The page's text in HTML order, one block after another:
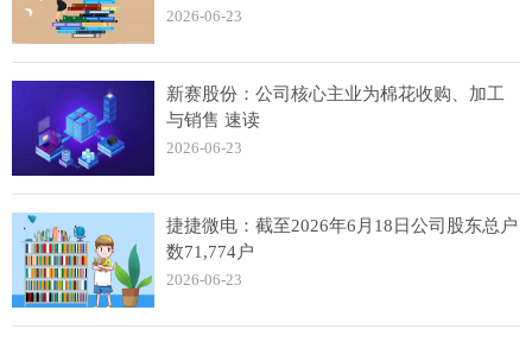
2026-06-23
新赛股份：公司核心主业为棉花收购、加工
与销售 速读
2026-06-23
捷捷微电：截至2026年6月18日公司股东总户
数71,774户
2026-06-23